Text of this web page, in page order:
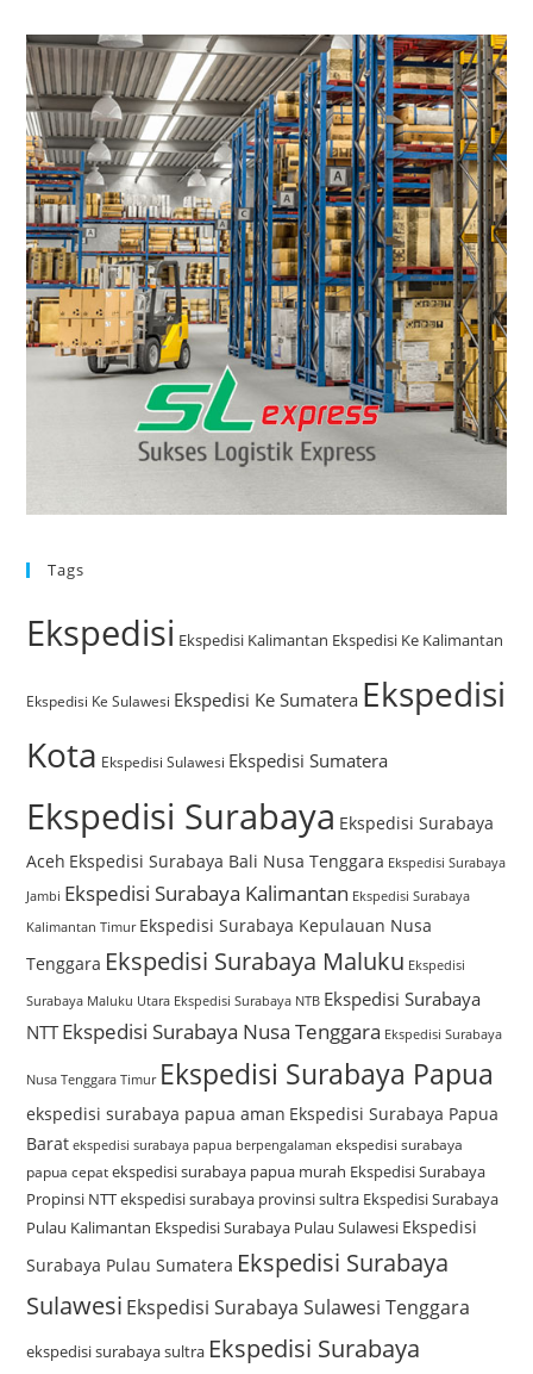
Tags
Ekspedisi Ekspedisi Kalimantan Ekspedisi Ke Kalimantan
Ekspedisi Ke Sulawesi Ekspedisi Ke Sumatera Ekspedisi
Kota Ekspedisi Sulawesi Ekspedisi Sumatera
Ekspedisi Surabaya Ekspedisi Surabaya
Aceh Ekspedisi Surabaya Bali Nusa Tenggara Ekspedisi Surabaya
Jambi Ekspedisi Surabaya Kalimantan Ekspedisi Surabaya
Kalimantan Timur Ekspedisi Surabaya Kepulauan Nusa
Tenggara Ekspedisi Surabaya Maluku Ekspedisi
Surabaya Maluku Utara Ekspedisi Surabaya NTB Ekspedisi Surabaya
NTTEkspedisi Surabaya Nusa Tenggara Ekspedisi Surabaya
Nusa Tenggara Timur Ekspedisi Surabaya Papua
ekspedisi surabaya papua aman Ekspedisi Surabaya Papua
Barat ekspedisi surabaya papua berpengalaman ekspedisi surabaya
papua cepat ekspedisi surabaya papua murah Ekspedisi Surabaya
Propinsi NTTekspedisi surabaya provinsi sultra Ekspedisi Surabaya
Pulau Kalimantan Ekspedisi Surabaya Pulau Sulawesi Ekspedisi
Surabaya Pulau Sumatera Ekspedisi Surabaya
Sulawesi Ekspedisi Surabaya Sulawesi Tenggara
ekspedisi surabaya sultra Ekspedisi Surabaya